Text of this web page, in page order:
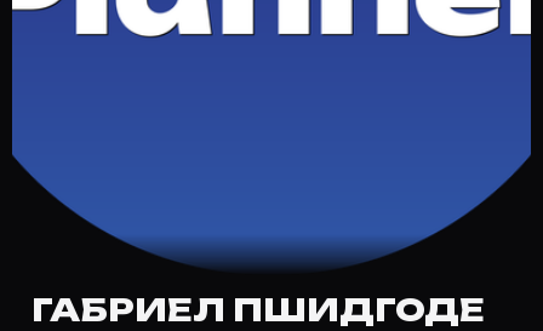
Частые вопросы о Габриел
Полный список — на Movie Planner: https://movie-
Кто такой(ая) Габриел Пшидгоде?
Габриел Пшидгоде — Актер. Биография и роли на
Где открыть фильмографию Габриел Пшидгоде?
На Movie Planner: https://movie-planner.ru/s/
ГАБРИЕЛ ПШИДГОДЕ